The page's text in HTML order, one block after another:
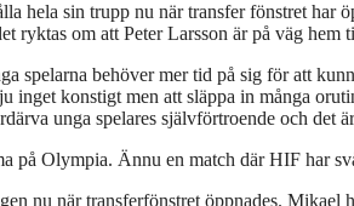
hela sin trupp nu när transfer fönstret
ryktas om att Peter Larsson är på väg hem
spelarna behöver mer tid på sig för att
inget konstigt men att släppa in många
unga spelares självförtroende och det
på Olympia. Ännu en match där HIF har
nu när transferfönstret öppnades. Mikael